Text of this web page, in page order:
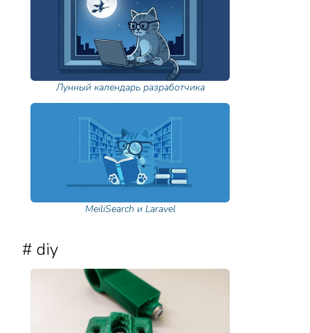
Лунный календарь разработчика
MeiliSearch и Laravel
# diy